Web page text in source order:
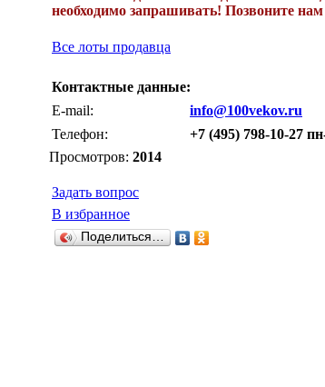
необходимо запрашивать! Позвоните
Все лоты продавца
Контактные данные:
E-mail:
info@100vekov.ru
Телефон:
+7 (495) 798-10-27
Просмотров: 2014
Задать вопрос
В избранное
Поделиться…